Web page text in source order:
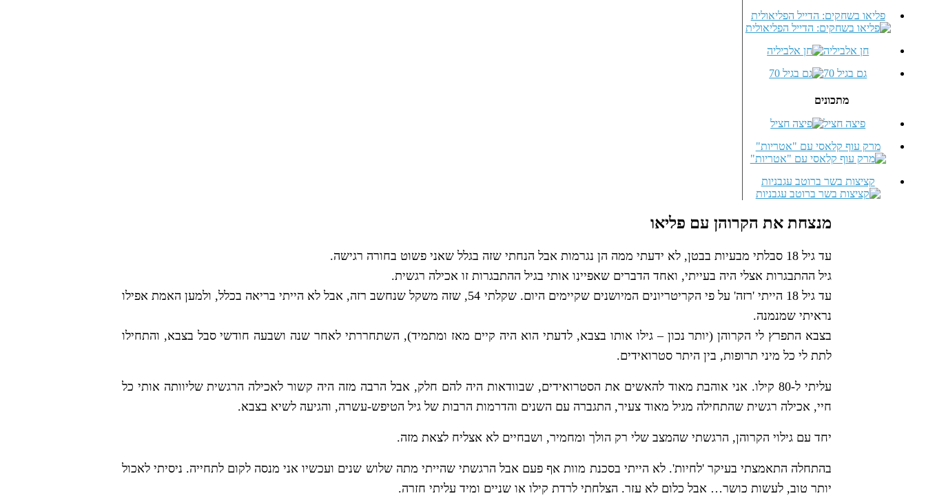
פליאו בשחקים: הדייל הפליאולית
חן אלביליה
גם בגיל 70
מתכונים
פיצה חציל
מרק עוף קלאסי עם "אטריות"
קציצות בשר ברוטב עגבניות
מנצחת את הקרוהן עם פליאו
עד גיל 18 סבלתי מבעיות בבטן, לא ידעתי ממה הן נגרמות אבל הנחתי שזה בגלל שאני פשוט בחורה רגישה.
גיל ההתבגרות אצלי היה בעייתי, ואחד הדברים שאפיינו אותי בגיל ההתבגרות זו אכילה רגשית.
עד גיל 18 הייתי 'רזה' על פי הקריטריונים המיושנים שקיימים היום. שקלתי 54, שזה משקל שנחשב רזה, אבל לא הייתי בריאה בכלל, ולמען האמת אפילו
נראיתי שמנמנה.
בצבא התפרץ לי הקרוהן (יותר נכון – גילו אותו בצבא, לדעתי הוא היה קיים מאז ומתמיד), השתחררתי לאחר שנה ושבעה חודשי סבל בצבא, והתחילו
לתת לי כל מיני תרופות, בין היתר סטרואידים.
עליתי ל-80 קילו. אני אוהבת מאוד להאשים את הסטרואידים, שבוודאות היה להם חלק, אבל הרבה מזה היה קשור לאכילה הרגשית שליוותה אותי כל
חיי, אכילה רגשית שהתחילה מגיל מאוד צעיר, התגברה עם השנים והדרמות הרבות של גיל הטיפש-עשרה, והגיעה לשיא בצבא.
יחד עם גילוי הקרוהן, הרגשתי שהמצב שלי רק הולך ומחמיר, ושבחיים לא אצליח לצאת מזה.
בהתחלה התאמצתי בעיקר 'לחיות'. לא הייתי בסכנת מוות אף פעם אבל הרגשתי שהייתי מתה שלוש שנים ועכשיו אני מנסה לקום לתחייה. ניסיתי לאכול
יותר טוב, לעשות כושר… אבל כלום לא עזר. הצלחתי לרדת קילו או שניים ומיד עליתי חזרה.